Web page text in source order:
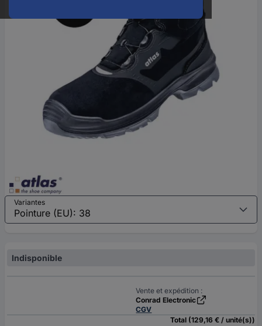
Variantes
Indisponible
Vente et expédition :
Conrad Electronic
CGV
Total (129,16 € / unité(s))